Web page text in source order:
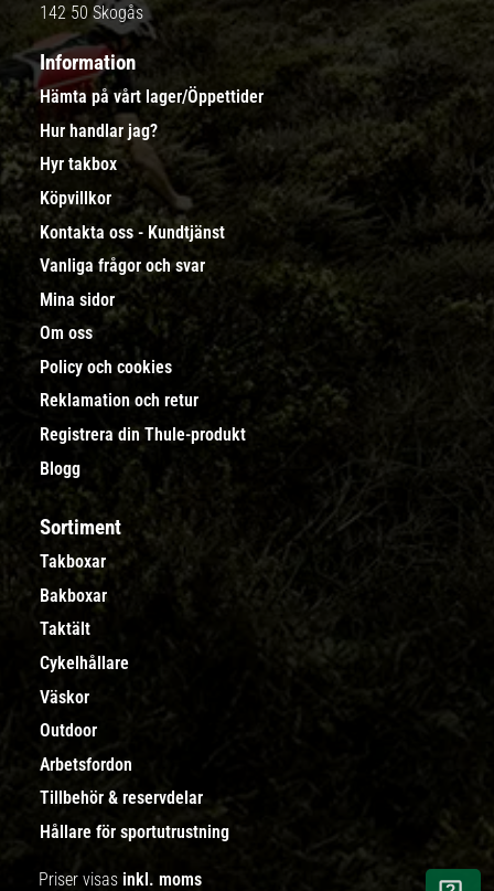
142 50 Skogås
Information
Hämta på vårt lager/Öppettider
Hur handlar jag?
Hyr takbox
Köpvillkor
Kontakta oss - Kundtjänst
Vanliga frågor och svar
Mina sidor
Om oss
Policy och cookies
Reklamation och retur
Registrera din Thule-produkt
Blogg
Sortiment
Takboxar
Bakboxar
Taktält
Cykelhållare
Väskor
Outdoor
Arbetsfordon
Tillbehör & reservdelar
Hållare för sportutrustning
Priser visas inkl. moms